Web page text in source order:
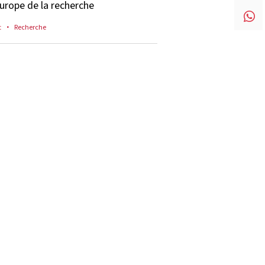
de la recherche
Recherche